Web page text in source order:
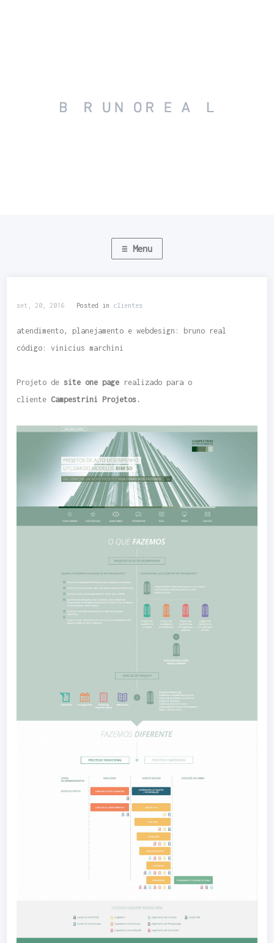
set, 20, 2016 Posted in clientes
atendimento, planejamento e webdesign: bruno real
código: vinicius marchini
Projeto desite one page realizado para o
cliente Campestrini Projetos.